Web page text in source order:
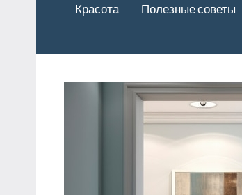
Красота Полезные советы